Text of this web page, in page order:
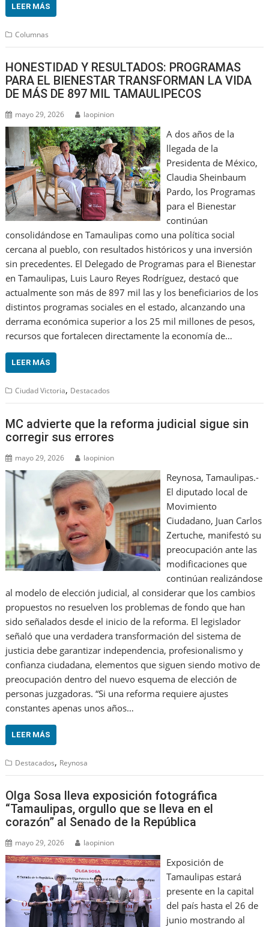
LEER MÁS
Columnas
HONESTIDAD Y RESULTADOS: PROGRAMAS
PARA EL BIENESTAR TRANSFORMAN LA VIDA
DE MÁS DE 897 MIL TAMAULIPECOS
mayo 29, 2026 laopinion
A dos años de la
llegada de la
Presidenta de México,
Claudia Sheinbaum
Pardo, los Programas
para el Bienestar
continúan
consolidándose en Tamaulipas como una política social
cercana al pueblo, con resultados históricos y una inversión
sin precedentes. El Delegado de Programas para el Bienestar
en Tamaulipas, Luis Lauro Reyes Rodríguez, destacó que
actualmente son más de 897 mil las y los beneficiarios de los
distintos programas sociales en el estado, alcanzando una
derrama económica superior a los 25 mil millones de pesos,
recursos que fortalecen directamente la economía de…
LEER MÁS
Ciudad Victoria, Destacados
MC advierte que la reforma judicial sigue sin
corregir sus errores
mayo 29, 2026 laopinion
Reynosa, Tamaulipas.-
El diputado local de
Movimiento
Ciudadano, Juan Carlos
Zertuche, manifestó su
preocupación ante las
modificaciones que
continúan realizándose
al modelo de elección judicial, al considerar que los cambios
propuestos no resuelven los problemas de fondo que han
sido señalados desde el inicio de la reforma. El legislador
señaló que una verdadera transformación del sistema de
justicia debe garantizar independencia, profesionalismo y
confianza ciudadana, elementos que siguen siendo motivo de
preocupación dentro del nuevo esquema de elección de
personas juzgadoras. “Si una reforma requiere ajustes
constantes apenas unos años…
LEER MÁS
Destacados, Reynosa
Olga Sosa lleva exposición fotográfica
“Tamaulipas, orgullo que se lleva en el
corazón” al Senado de la República
mayo 29, 2026 laopinion
Exposición de
Tamaulipas estará
presente en la capital
del país hasta el 26 de
junio mostrando al